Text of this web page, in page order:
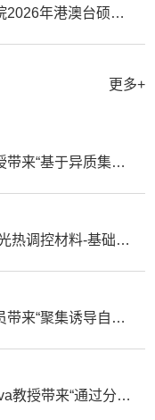
【港澳台研招】北京大学新材料学院2026年港澳台硕士研究生复试通知
更多+
学术讲座：南洋理工大学王骁副教授带来“基于异质集成的复杂氧化物的电子器件探索”
学术讲座：南京大学朱嘉教授带来“光热调控材料-基础与应用”
学术讲座：华南理工大学李远研究员带来“聚集诱导自由基”
学术讲座：索菲亚大学Anela Ivanova教授带来“通过分子调控开发用于OLED的TADF蓝色发光体”